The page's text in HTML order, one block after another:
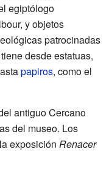
egiptólogo
y objetos
patrocinadas
desde estatuas,
papiros, como el
antiguo Cercano
del museo. Los
exposición Renacer